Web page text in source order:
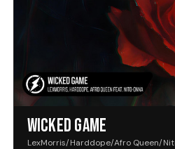
WICKED GAME
LexMorris/Harddope/Afro Queen/